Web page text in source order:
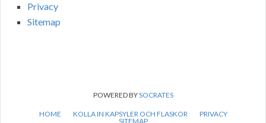
Privacy
Sitemap
POWERED BYSOCRATES
HOME KOLLA IN KAPSYLER OCH FLASKOR
PRIVACY
SITEMAP